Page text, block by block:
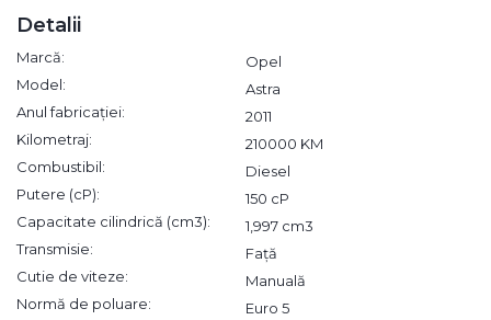
Detalii
Marcă:
Opel
Model:
Astra
Anul fabricației:
2011
Kilometraj:
210000 KM
Combustibil:
Diesel
Putere (cP):
150 cP
Capacitate cilindrică (cm3):
1,997 cm3
Transmisie:
Față
Cutie de viteze:
Manuală
Normă de poluare:
Euro 5